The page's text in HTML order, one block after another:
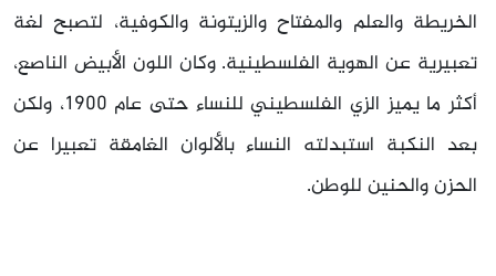
الخريطة والعلم والمفتاح والزيتونة والكوفية، لتصبح لغة
تعبيرية عن الهوية الفلسطينية. وكان اللون الأبيض الناصع،
أكثر ما يميز الزي الفلسطيني للنساء حتى عام 1900، ولكن
بعد النكبة استبدلته النساء بالألوان الغامقة تعبيرا عن
الحزن والحنين للوطن.